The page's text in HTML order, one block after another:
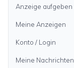
Anzeige aufgeben
Meine Anzeigen
Konto / Login
Meine Nachrichten